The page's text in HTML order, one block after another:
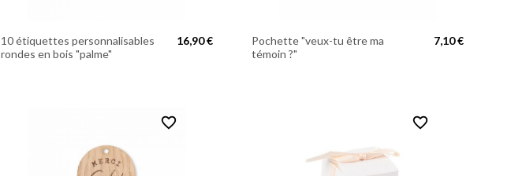
10 étiquettes personnalisables
rondes en bois "palme"
16,90 €
Pochette "veux-tu être ma
témoin ?"
7,10 €
favorite_border favorite_border